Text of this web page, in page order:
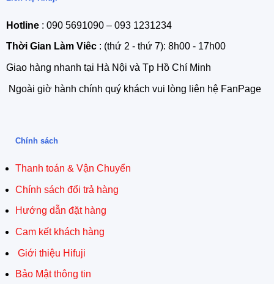
Hotline: 090 5691090 – 093 1231234
Thời Gian Làm Viêc: (thứ 2 - thứ 7): 8h00 - 17h00
Giao hàng nhanh tại Hà Nội và Tp Hồ Chí Minh
Ngoài giờ hành chính quý khách vui lòng liên hệ FanPage
Chính sách
Thanh toán & Vận Chuyển
Chính sách đổi trả hàng
Hướng dẫn đặt hàng
Cam kết khách hàng
Giới thiệu Hifuji
Bảo Mật thông tin